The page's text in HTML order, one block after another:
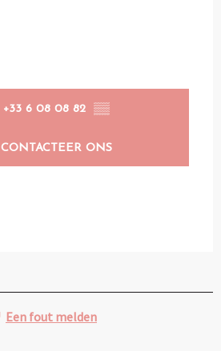
+33 6 08 08 82 ▒▒
CONTACTEER ONS
Een fout melden